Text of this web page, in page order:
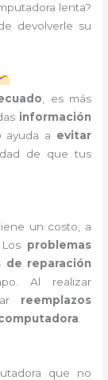
lenta?
devolverle su
, es más
información
ayuda a evitar
de que tus
un costo, a
. Los problemas
de reparación
Al realizar
reemplazos
que no